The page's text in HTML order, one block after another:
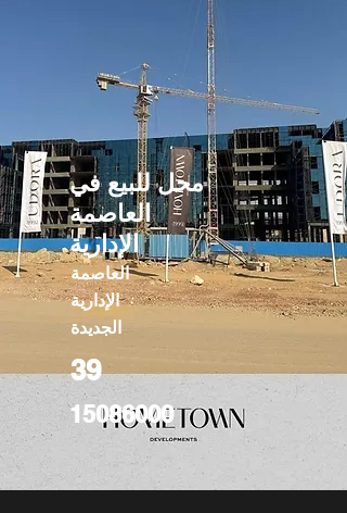
محل للبيع في
العاصمة
الإدارية
العاصمة
الإدارية
الجديدة
39
15086000